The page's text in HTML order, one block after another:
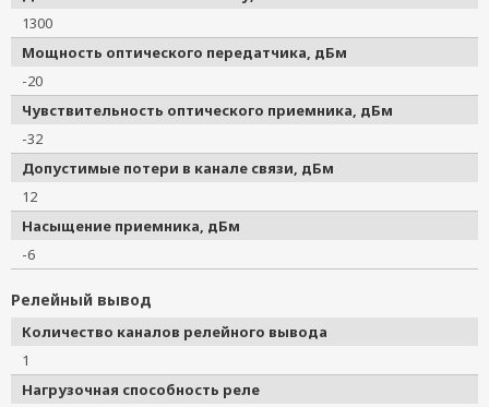
1300
Мощность оптического передатчика, дБм
-20
Чувствительность оптического приемника, дБм
-32
Допустимые потери в канале связи, дБм
12
Насыщение приемника, дБм
-6
Релейный вывод
Количество каналов релейного вывода
1
Нагрузочная способность реле